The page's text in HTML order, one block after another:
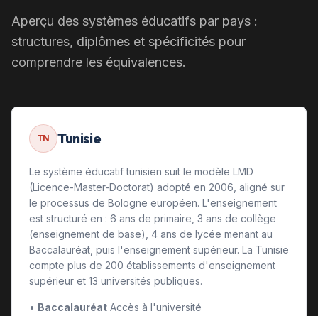
Aperçu des systèmes éducatifs par pays :
structures, diplômes et spécificités pour
comprendre les équivalences.
TN Tunisie
Le système éducatif tunisien suit le modèle LMD
(Licence-Master-Doctorat) adopté en 2006, aligné sur
le processus de Bologne européen. L'enseignement
est structuré en : 6 ans de primaire, 3 ans de collège
(enseignement de base), 4 ans de lycée menant au
Baccalauréat, puis l'enseignement supérieur. La Tunisie
compte plus de 200 établissements d'enseignement
supérieur et 13 universités publiques.
• Baccalauréat Accès à l'université